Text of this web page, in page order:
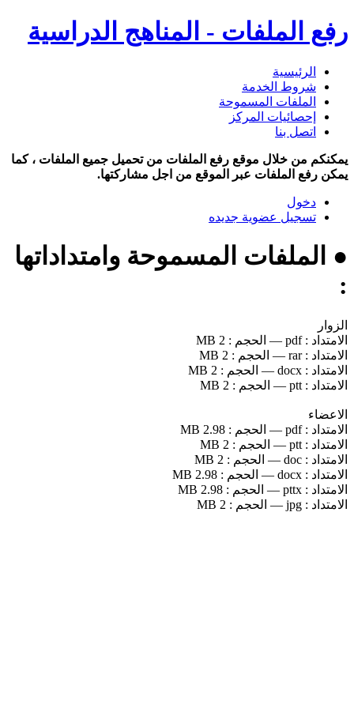
رفع الملفات - المناهج الدراسية
الرئيسية
شروط الخدمة
الملفات المسموحة
إحصائيات المركز
اتصل بنا
يمكنكم من خلال موقع رفع الملفات من تحميل جميع الملفات ، كما
يمكن رفع الملفات عبر الموقع من اجل مشاركتها.
دخول
تسجيل عضوية جديده
● الملفات المسموحة وامتداداتها
:
الزوار
الامتداد :pdf
— الحجم : 2 MB
الامتداد :rar
— الحجم : 2 MB
الامتداد : docx
— الحجم : 2 MB
الامتداد : ptt
— الحجم : 2 MB
الاعضاء
الامتداد :pdf
— الحجم : 2.98 MB
الامتداد : ptt
— الحجم : 2 MB
الامتداد : doc
— الحجم : 2 MB
الامتداد : docx
— الحجم : 2.98 MB
الامتداد : pttx
— الحجم : 2.98 MB
الامتداد : jpg
— الحجم : 2 MB